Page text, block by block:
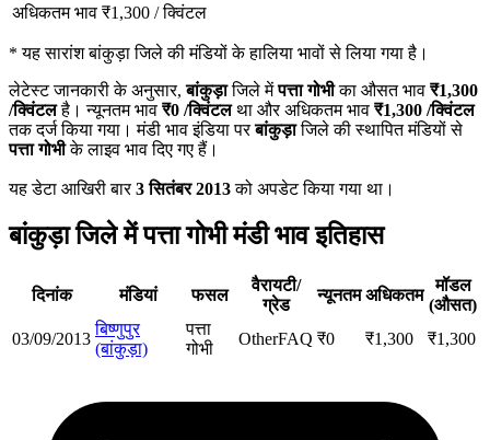
अधिकतम भाव ₹1,300 /क्विंटल
*यह सारांश बांकुड़ा जिले की मंडियों के हालिया भावों से लिया गया है।
लेटेस्ट जानकारी के अनुसार,बांकुड़ाजिले मेंपत्ता गोभीका औसत भाव ₹1,300
/क्विंटलहै। न्यूनतम भाव ₹0 /क्विंटलथा और अधिकतम भाव ₹1,300 /क्विंटल
तक दर्ज किया गया। मंडी भाव इंडिया परबांकुड़ाजिले की स्थापित मंडियों से
पत्ता गोभीके लाइव भाव दिए गए हैं।
यह डेटा आखिरी बार3 सितंबर 2013को अपडेट किया गया था।
बांकुड़ा जिले में पत्ता गोभी मंडी भाव इतिहास
दिनांक मंडियां फसल
वैरायटी/
ग्रेड
न्यूनतम अधिकतम
मॉडल
(औसत)
03/09/2013
बिष्णुपुर
(बांकुड़ा)
पत्ता
गोभी
OtherFAQ ₹0 ₹1,300 ₹1,300